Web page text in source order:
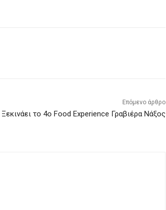
Επόμενο άρθρο
Ξεκινάει το 4ο Food Experience Γραβιέρα Νάξος